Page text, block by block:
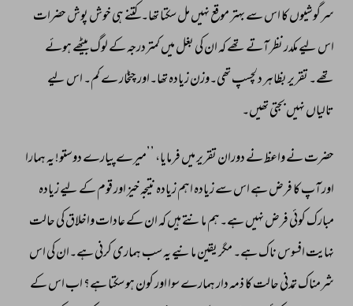
سرگوشیوں کا اس سے بہتر موقع نہیں مل سکتا تھا۔کتنے ہی خوش پوش حضرات
اس لیے مکدر نظر آتے تھے کہ ان کی بغل میں کمتردرجہ کے لوگ بیٹھے ہوئے
تھے۔ تقریر بظاہر دلچسپ تھی۔وزن زیادہ تھا۔اور چٹخار ے کم۔ اس لیے
تالیاں نہیں بجتی تھیں۔
حضرت نے واعظ نے دوران تقریر میں فرمایا، ’’میرے پیارے دوستو! یہ ہمارا
اور آپ کا فرض ہے اس سے زیادہ اہم زیادہ نتیجہ خیز اور قوم کے لیے زیادہ
مبارک کوئی فرض نہیں ہے۔ہم مانتے ہیں کہ ان کے عادات واخلاق کی حالت
نہایت افسوس ناک ہے۔ مگر یقین مانیے یہ سب ہماری کرنی ہے۔ان کی اس
شرمناک تمدنی حالت کا ذمہ دار ہمارے سوا اور کون ہو سکتا ہے؟ اب اس کے